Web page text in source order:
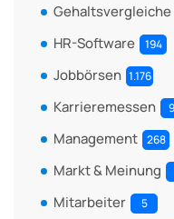
Gehaltsvergleiche
HR-Software 194
Jobbörsen 1.176
Karrieremessen
Management 268
Markt & Meinung
Mitarbeiter 5